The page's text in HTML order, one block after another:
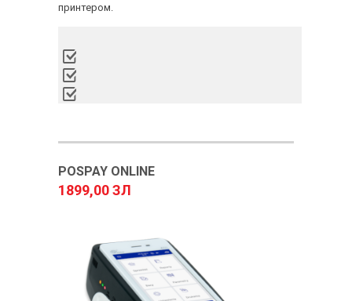
принтером.
POSPAY ONLINE
1899,00 ЗЛ